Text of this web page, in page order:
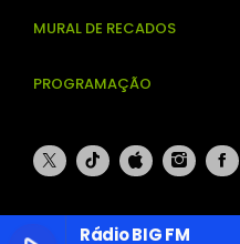
Rádio BIG FM
MURAL DE RECADOS
PROGRAMAÇÃO